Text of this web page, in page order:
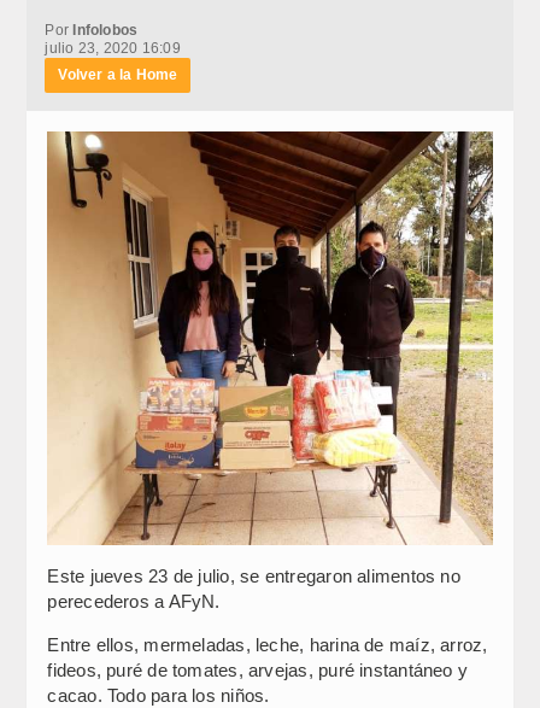
PorInfolobos
julio 23, 2020 16:09
Volver a la Home
Este jueves 23 de julio, se entregaron alimentos no
perecederos a AFyN.
Entre ellos, mermeladas, leche, harina de maíz, arroz,
fideos, puré de tomates, arvejas, puré instantáneo y
cacao. Todo para los niños.